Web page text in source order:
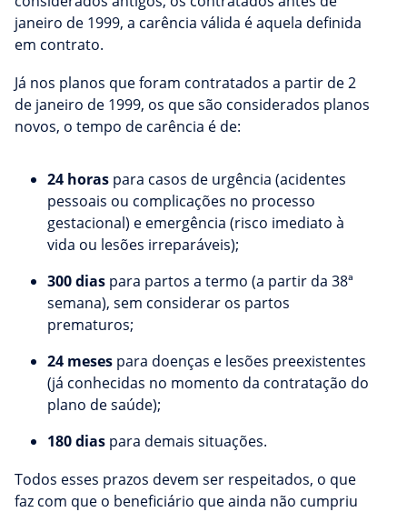
janeiro de 1999, a carência válida é aquela definida
em contrato.
Já nos planos que foram contratados a partir de 2
de janeiro de 1999, os que são considerados planos
novos, o tempo de carência é de:
24 horas para casos de urgência (acidentes
pessoais ou complicações no processo
gestacional) e emergência (risco imediato à
vida ou lesões irreparáveis);
300 dias para partos a termo (a partir da 38ª
semana), sem considerar os partos
prematuros;
24 meses para doenças e lesões preexistentes
(já conhecidas no momento da contratação do
plano de saúde);
180 dias para demais situações.
Todos esses prazos devem ser respeitados, o que
faz com que o beneficiário que ainda não cumpriu